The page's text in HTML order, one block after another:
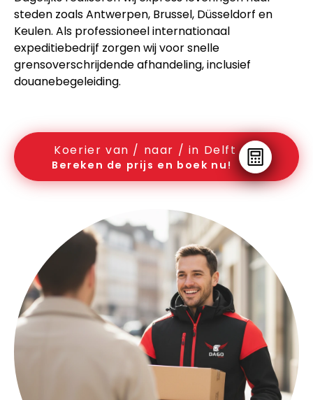
steden zoals Antwerpen, Brussel, Düsseldorf en
Keulen. Als professioneel internationaal
expeditiebedrijf zorgen wij voor snelle
grensoverschrijdende afhandeling, inclusief
douanebegeleiding.
Koerier van / naar / in Delft
Bereken de prijs en boek nu!